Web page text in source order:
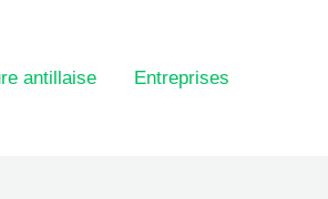
antillaise Entreprises